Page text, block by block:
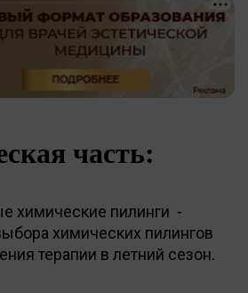
часть:
химические пилинги -
химических пилингов
терапии в летний сезон.